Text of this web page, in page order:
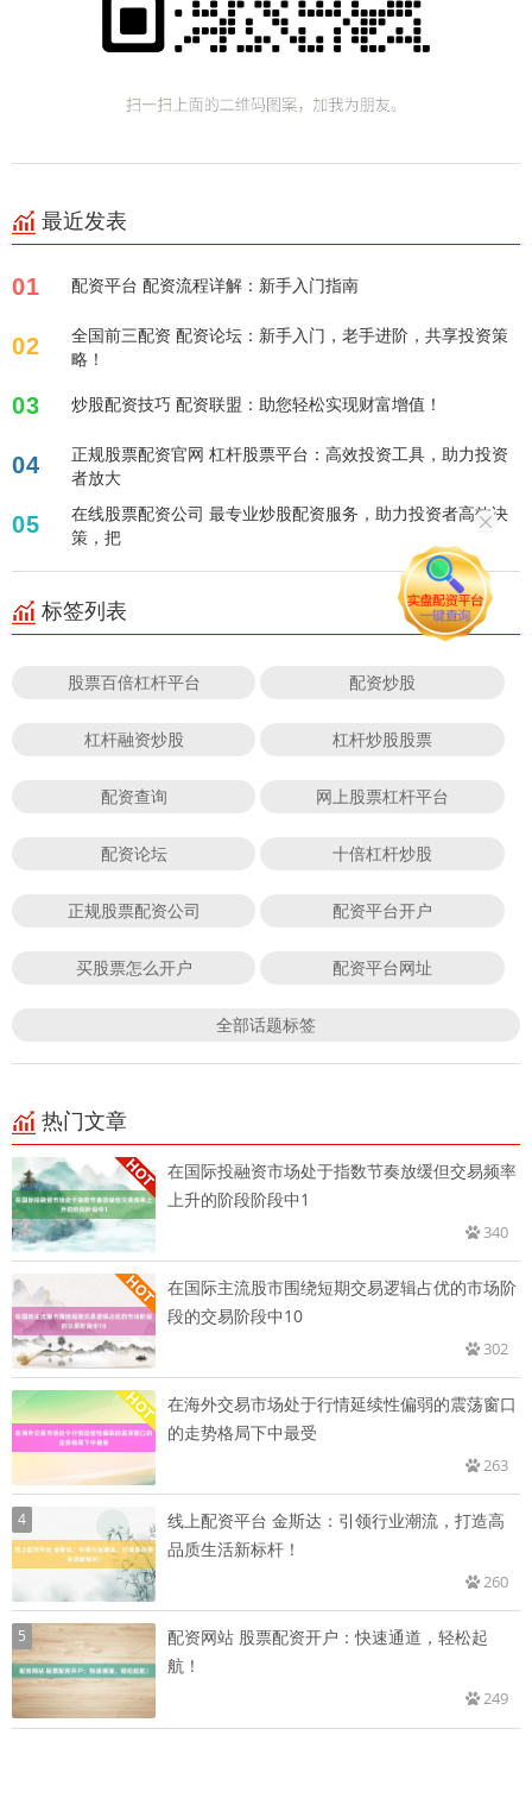
最近发表
01 配资平台 配资流程详解：新手入门指南
02
全国前三配资 配资论坛：新手入门，老手进阶，共享投资策
略！
03 炒股配资技巧 配资联盟：助您轻松实现财富增值！
04
正规股票配资官网 杠杆股票平台：高效投资工具，助力投资
者放大
05
在线股票配资公司 最专业炒股配资服务，助力投资者高效决
策，把
标签列表
股票百倍杠杆平台 配资炒股
杠杆融资炒股 杠杆炒股股票
配资查询 网上股票杠杆平台
配资论坛 十倍杠杆炒股
正规股票配资公司 配资平台开户
买股票怎么开户 配资平台网址
全部话题标签
热门文章
在国际投融资市场处于指数节奏放缓但交易频率
上升的阶段阶段中1
340
在国际主流股市围绕短期交易逻辑占优的市场阶
段的交易阶段中10
302
在海外交易市场处于行情延续性偏弱的震荡窗口
的走势格局下中最受
263
4
线上配资平台 金斯达：引领行业潮流，打造高
品质生活新标杆！
260
5
配资网站 股票配资开户：快速通道，轻松起
航！
249